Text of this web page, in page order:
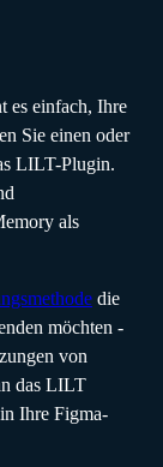
es einfach, Ihre
Sie einen oder
LILT-Plugin.
als
die
möchten -
von
das LILT
Ihre Figma-